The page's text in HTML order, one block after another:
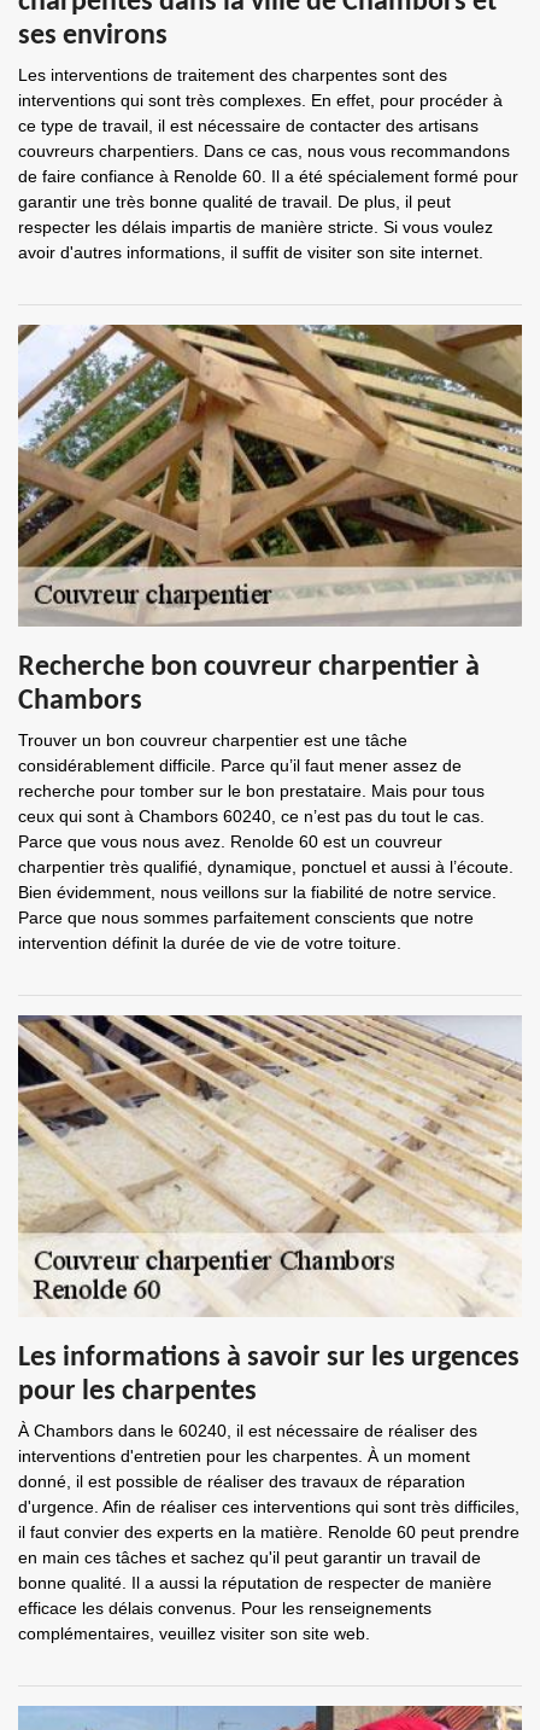
ses environs
Les interventions de traitement des charpentes sont des
interventions qui sont très complexes. En effet, pour procéder à
ce type de travail, il est nécessaire de contacter des artisans
couvreurs charpentiers. Dans ce cas, nous vous recommandons
de faire confiance à Renolde 60. Il a été spécialement formé pour
garantir une très bonne qualité de travail. De plus, il peut
respecter les délais impartis de manière stricte. Si vous voulez
avoir d'autres informations, il suffit de visiter son site internet.
Recherche bon couvreur charpentier à
Chambors
Trouver un bon couvreur charpentier est une tâche
considérablement difficile. Parce qu’il faut mener assez de
recherche pour tomber sur le bon prestataire. Mais pour tous
ceux qui sont à Chambors 60240, ce n’est pas du tout le cas.
Parce que vous nous avez. Renolde 60 est un couvreur
charpentier très qualifié, dynamique, ponctuel et aussi à l’écoute.
Bien évidemment, nous veillons sur la fiabilité de notre service.
Parce que nous sommes parfaitement conscients que notre
intervention définit la durée de vie de votre toiture.
Les informations à savoir sur les urgences
pour les charpentes
À Chambors dans le 60240, il est nécessaire de réaliser des
interventions d'entretien pour les charpentes. À un moment
donné, il est possible de réaliser des travaux de réparation
d'urgence. Afin de réaliser ces interventions qui sont très difficiles,
il faut convier des experts en la matière. Renolde 60 peut prendre
en main ces tâches et sachez qu'il peut garantir un travail de
bonne qualité. Il a aussi la réputation de respecter de manière
efficace les délais convenus. Pour les renseignements
complémentaires, veuillez visiter son site web.